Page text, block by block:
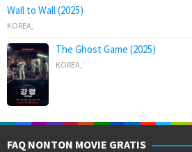
Wall to Wall (2025)
KOREA
The Ghost Game (2025)
KOREA
FAQ NONTON MOVIE GRATIS